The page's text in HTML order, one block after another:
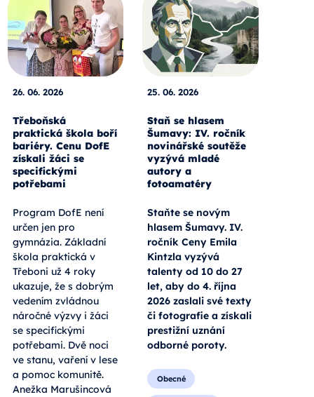
26. 06. 2026
Třeboňská
praktická škola boří
bariéry. Cenu DofE
získali žáci se
specifickými
potřebami
Program DofE není
určen jen pro
gymnázia. Základní
škola praktická v
Třeboni už 4 roky
ukazuje, že s dobrým
vedením zvládnou
náročné výzvy i žáci
se specifickými
potřebami. Dvě noci
ve stanu, vaření v lese
a pomoc komunitě.
Anežka Marušincová
25. 06. 2026
Staň se hlasem
Šumavy: IV. ročník
novinářské soutěže
vyzývá mladé
autory a
fotoamatéry
Staňte se novým
hlasem Šumavy. IV.
ročník Ceny Emila
Kintzla vyzývá
talenty od 10 do 27
let, aby do 4. října
2026 zaslali své texty
či fotografie a získali
prestižní uznání
odborné poroty.
Obecné